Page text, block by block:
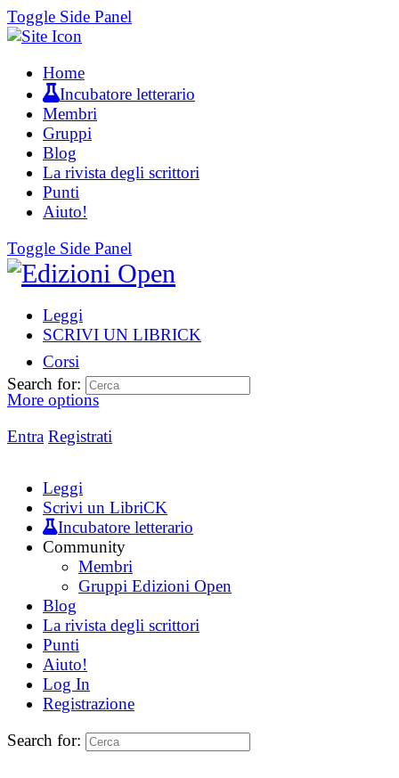
Toggle Side Panel
Home
Incubatore letterario
Membri
Gruppi
Blog
La rivista degli scrittori
Punti
Aiuto!
Toggle Side Panel
Leggi
SCRIVI UN LIBRICK
Corsi
More options
Entra Registrati
Search for:
Leggi
Scrivi un LibriCK
Incubatore letterario
Community
Membri
Gruppi Edizioni Open
Blog
La rivista degli scrittori
Punti
Aiuto!
Log In
Registrazione
Search for: